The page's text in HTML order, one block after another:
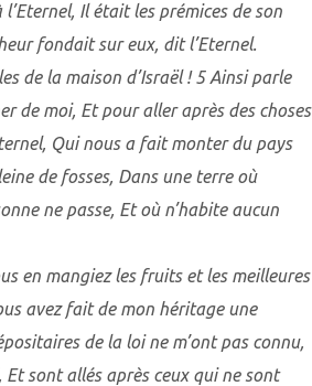
Il était les prémices de son
fondait sur eux, dit l’Eternel.
de la maison d’Israël ! 5 Ainsi parle
de moi, Et pour aller après des choses
Qui nous a fait monter du pays
de fosses, Dans une terre où
ne passe, Et où n’habite aucun
en mangiez les fruits et les meilleures
avez fait de mon héritage une
de la loi ne m’ont pas connu,
sont allés après ceux qui ne sont